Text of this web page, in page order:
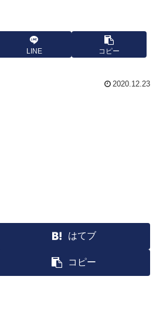
LINE コピー
2020.12.23
はてブ
コピー